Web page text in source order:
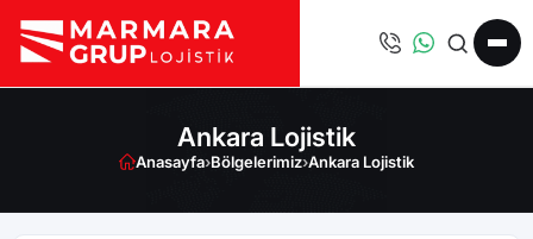
Ankara Lojistik
Anasayfa›Bölgelerimiz›Ankara Lojistik